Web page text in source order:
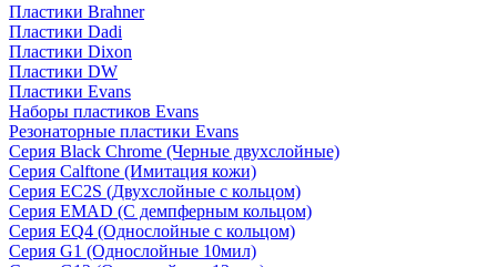
Пластики Brahner
Пластики Dadi
Пластики Dixon
Пластики DW
Пластики Evans
Наборы пластиков Evans
Резонаторные пластики Evans
Серия Black Chrome (Черные двухслойные)
Серия Calftone (Имитация кожи)
Серия EC2S (Двухслойные с кольцом)
Серия EMAD (С демпферным кольцом)
Серия EQ4 (Однослойные с кольцом)
Серия G1 (Однослойные 10мил)